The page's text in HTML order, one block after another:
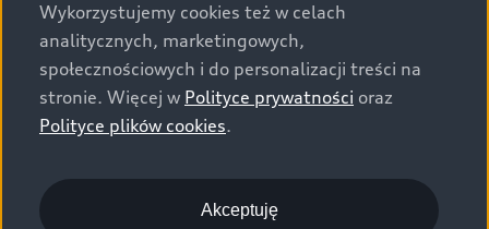
Wszystkie produkowane obecnie samochody marki Audi
są wykonywane z materiałów spełniających pod
względem możliwości odzysku i recyklingu wymagania
określone w normie ISO 22628 i są zgodne z
europejskimi świadectwami homologacji wydanymi wg
o.o. podlega obowiązkowi zapewnienia wszystkim
użytkownikom samochodów marki Volkswagen sieci
Wykorzystujemy cookies też w celach
analitycznych, marketingowych,
społecznościowych i do personalizacji treści na
stronie. Więcej w Polityce prywatności oraz
Polityce plików cookies.
Akceptuję